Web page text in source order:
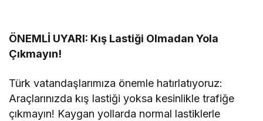
ÖNEMLİ UYARI: Kış Lastiği Olmadan Yola
Çıkmayın!
Türk vatandaşlarımıza önemle hatırlatıyoruz:
Araçlarınızda kış lastiği yoksa kesinlikle trafiğe
çıkmayın! Kaygan yollarda normal lastiklerle